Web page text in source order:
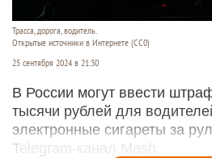
Трасса, дорога, водитель.
Открытые источники в Интернете (СС0)
25 сентября 2024 в 21:30
В России могут ввести
тысячи рублей для
электронные сигареты за
Telegram-канал Mash.